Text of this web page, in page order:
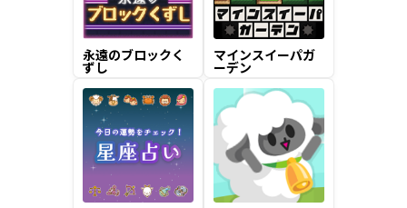
永遠のブロックく
ずし
マインスイーパガ
ーデン